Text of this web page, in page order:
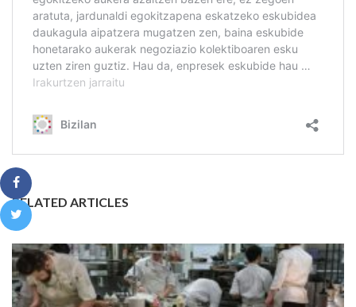
RELATED ARTICLES